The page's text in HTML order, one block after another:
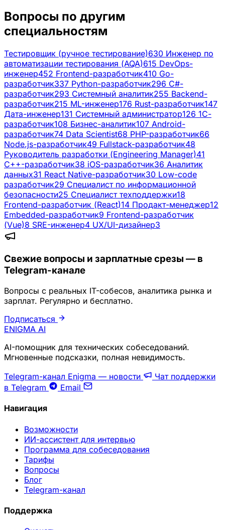
Вопросы по другим
специальностям
Тестировщик (ручное тестирование)630 Инженер по
автоматизации тестирования (AQA)615 DevOps-
инженер452 Frontend-разработчик410 Go-
разработчик337 Python-разработчик296 C#-
разработчик293 Системный аналитик255 Backend-
разработчик215 ML-инженер176 Rust-разработчик147
Дата-инженер131 Системный администратор126 1С-
разработчик108 Бизнес-аналитик107 Android-
разработчик74 Data Scientist68 PHP-разработчик66
Node.js-разработчик49 Fullstack-разработчик48
Руководитель разработки (Engineering Manager)41
C++-разработчик38 iOS-разработчик36 Аналитик
данных31 React Native-разработчик30 Low-code
разработчик29 Специалист по информационной
безопасности25 Специалист техподдержки18
Frontend-разработчик (React)14 Продакт-менеджер12
Embedded-разработчик9 Frontend-разработчик
(Vue)8 SRE-инженер4 UX/UI-дизайнер3
Свежие вопросы и зарплатные срезы — в
Telegram-канале
Вопросы с реальных IT-собесов, аналитика рынка и
зарплат. Регулярно и бесплатно.
Подписаться
ENIGMA AI
AI-помощник для технических собеседований.
Мгновенные подсказки, полная невидимость.
Telegram-канал Enigma — новости
Чат поддержки
в Telegram
Email
Навигация
Возможности
ИИ-ассистент для интервью
Программа для собеседования
Тарифы
Вопросы
Блог
Telegram-канал
Поддержка